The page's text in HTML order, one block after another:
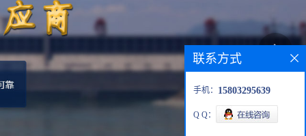
联系方式
手机： 15803295639
Q Q：